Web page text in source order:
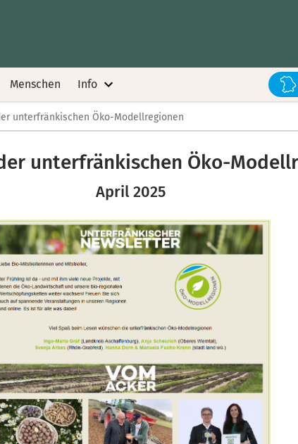
Menschen Info
unterfränkischen Öko-Modellregionen
unterfränkischen Öko-
April 2025